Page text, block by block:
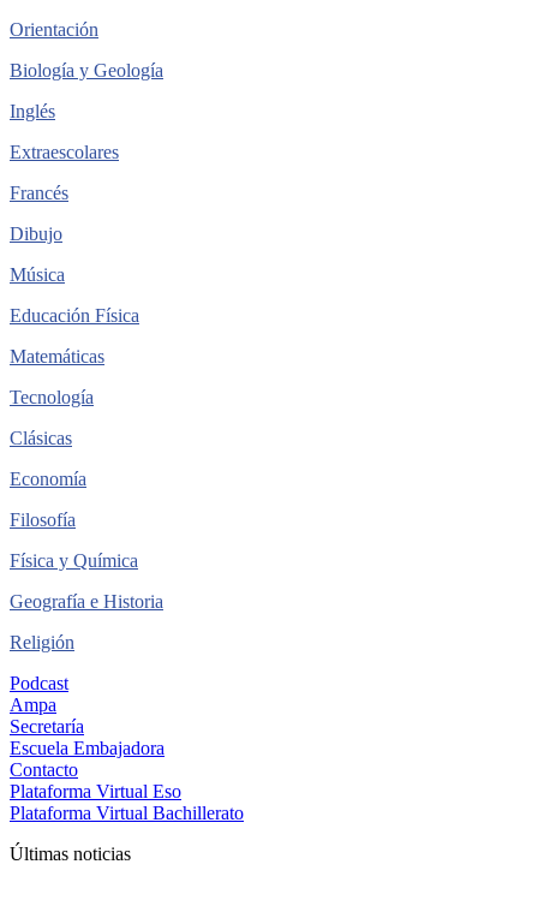
Orientación
Biología y Geología
Inglés
Extraescolares
Francés
Dibujo
Música
Educación Física
Matemáticas
Tecnología
Clásicas
Economía
Filosofía
Física y Química
Geografía e Historia
Religión
Podcast
Ampa
Secretaría
Escuela Embajadora
Contacto
Plataforma Virtual Eso
Plataforma Virtual Bachillerato
Últimas noticias